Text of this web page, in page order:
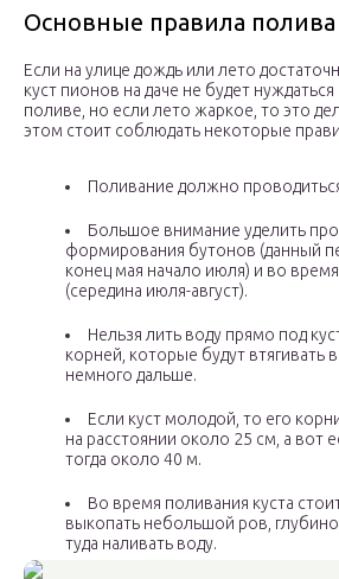
Основные правила полива
Если на улице дождь или лето
куст пионов на даче не будет
поливе, но если лето жаркое, то это
этом стоит соблюдать некоторые
Поливание должно
Большое внимание уделить
формирования бутонов (данный
конец мая начало июля) и во
(середина июля-август).
Нельзя лить воду прямо под
корней, которые будут втягивать
немного дальше.
Если куст молодой, то его
на расстоянии около 25 см, а вот
тогда около 40 м.
Во время поливания куста
выкопать небольшой ров,
туда наливать воду.